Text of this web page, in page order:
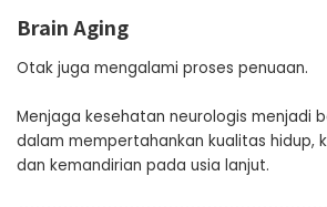
Brain Aging
Otak juga mengalami proses penuaan.
Menjaga kesehatan neurologis menjadi
dalam mempertahankan kualitas hidup,
dan kemandirian pada usia lanjut.